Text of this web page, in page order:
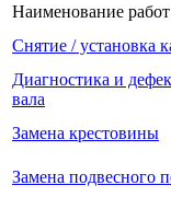
Наименование работ
Снятие / установка
Диагностика и
вала
Замена крестовины
Замена подвесного